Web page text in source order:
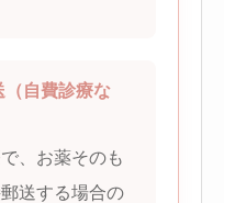
（自費診療な
、お薬そのも
送する場合の